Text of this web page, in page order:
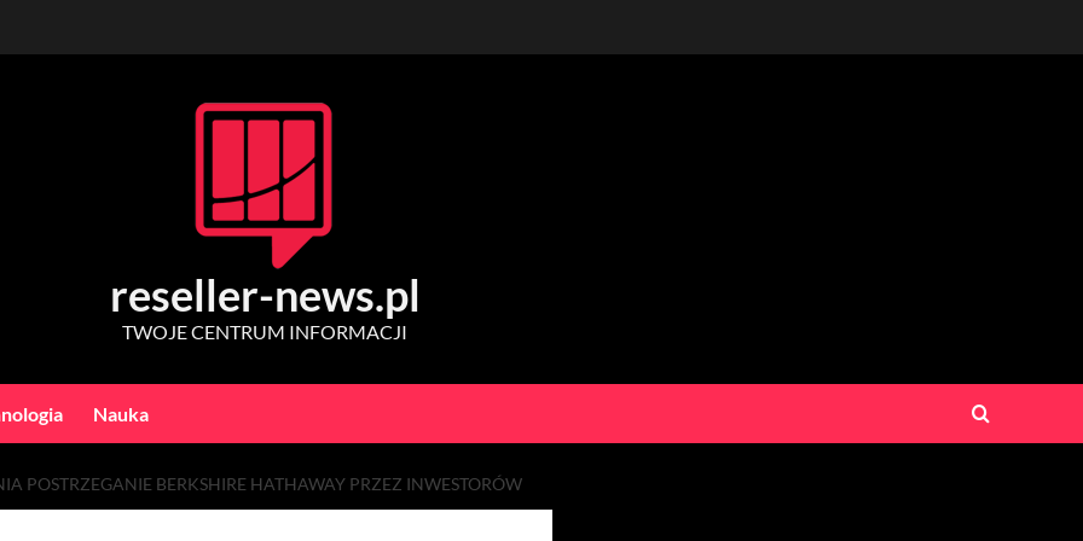
reseller-news.pl
TWOJE CENTRUM INFORMACJI
Nauka
POSTRZEGANIE BERKSHIRE HATHAWAY PRZEZ INWESTORÓW